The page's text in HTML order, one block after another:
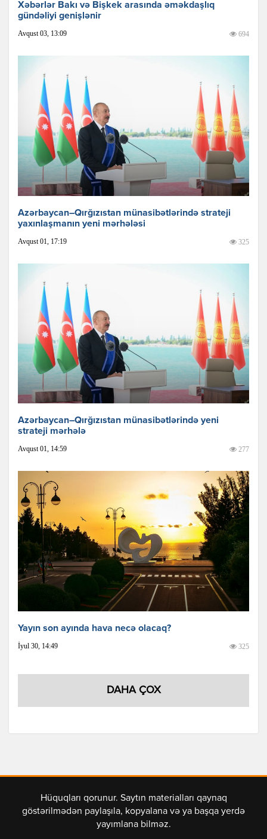
Xəbərlər Bakı və Bişkek arasında əməkdaşlıq
gündəliyi genişlənir
Avqust 03, 13:09 694
Azərbaycan–Qırğızıstan münasibətlərində strateji
yaxınlaşmanın yeni mərhələsi
Avqust 01, 17:19 325
Azərbaycan–Qırğızıstan münasibətlərində yeni
strateji mərhələ
Avqust 01, 14:59 277
Yayın son ayında hava necə olacaq?
İyul 30, 14:49 325
DAHA ÇOX
Hüquqları qorunur. Saytın materialları qaynaq
göstərilmədən paylaşıla, kopyalana və ya başqa yerdə
yayımlana bilməz.